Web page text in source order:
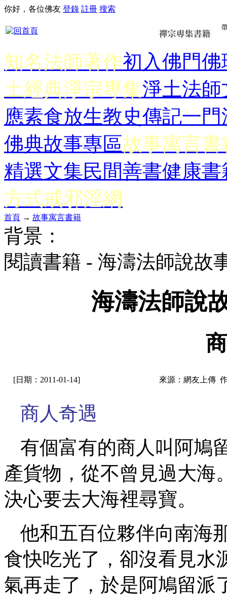
你好，各位佛友 登錄 註冊 搜索
知名法師著作初入佛門佛
土經典淨宗專集淨土法師
應素食放生教史傳記一門
佛典故事專區故事寓言書
精選文集民間善書健康書
方式戒邪淫網
首頁 → 故事寓言書籍
背景：
閱讀書籍 - 海濤法師說
海濤法師說
[日期：2011-01-14] 來源：網友上傳
商人奇遇
有個富有的商人叫阿鳩
產貨物，從不曾見過大海
決心要去大海裡尋寶。
他和五百位夥伴向南海
食快吃光了，卻沒看見水
氣再走了，於是阿鳩留派